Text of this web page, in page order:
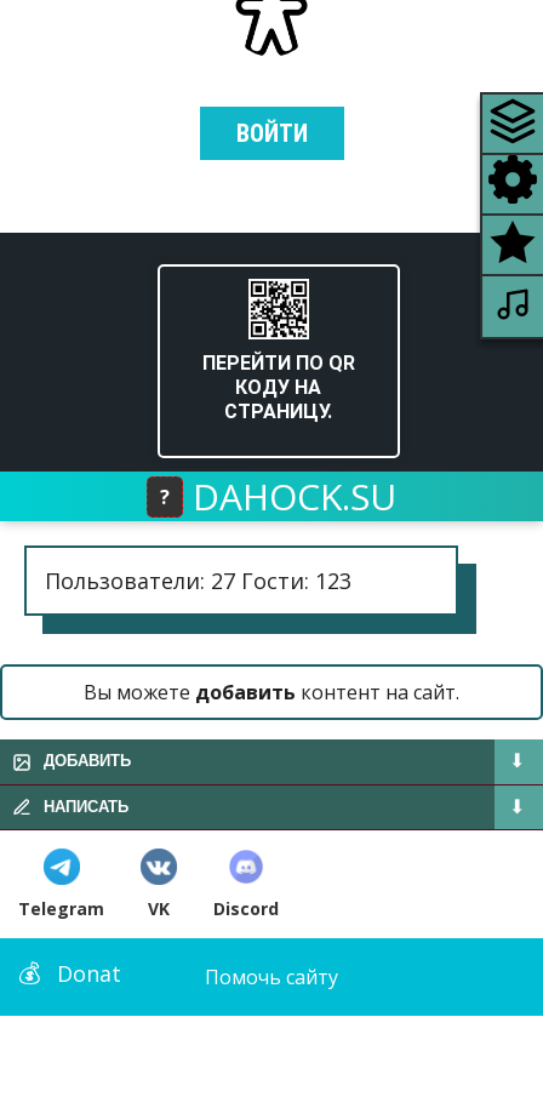
ВОЙТИ
ПЕРЕЙТИ ПО QR
КОДУ НА
СТРАНИЦУ.
? DAHOCK.SU
Пользователи: 27 Гости: 123
Вы можете добавить контент на сайт.
ДОБАВИТЬ
НАПИСАТЬ
Telegram VK Discord
Donat